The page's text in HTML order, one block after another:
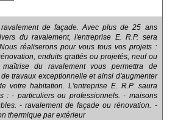
de façade. Avec plus de 25 ans
du ravalement, l'entreprise E. R.P. sera
réaliserons pour vous tous vos projets :
enduits grattés ou projetés, neuf ou
du ravalement vous permettra de
travaux exceptionnelle et ainsi d'augmenter
votre habitation. L'entreprise E. R.P. saura
: - particuliers ou professionnels. - maisons
- ravalement de façade ou rénovation. -
thermique par extérieur